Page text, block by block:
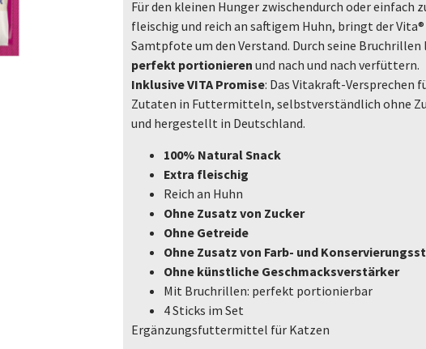
Für den kleinen Hunger zwischendurch oder einfach
fleischig und reich an saftigem Huhn, bringt der
Samtpfote um den Verstand. Durch seine Bruchrillen
perfekt portionieren und nach und nach verfüttern.
Inklusive VITA Promise: Das Vitakraft-Versprechen
Zutaten in Futtermitteln, selbstverständlich ohne
und hergestellt in Deutschland.
100% Natural Snack
Extra fleischig
Reich an Huhn
Ohne Zusatz von Zucker
Ohne Getreide
Ohne Zusatz von Farb- und
Ohne künstliche Geschmacksverstärker
Mit Bruchrillen: perfekt portionierbar
4 Sticks im Set
Ergänzungsfuttermittel für Katzen